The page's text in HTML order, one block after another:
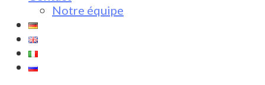
Notre équipe